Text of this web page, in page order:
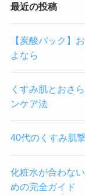
最近の投稿
【炭酸パック】
よなら
くすみ肌とおさ
ンケア法
40代のくすみ肌
化粧水が合わな
めの完全ガイド